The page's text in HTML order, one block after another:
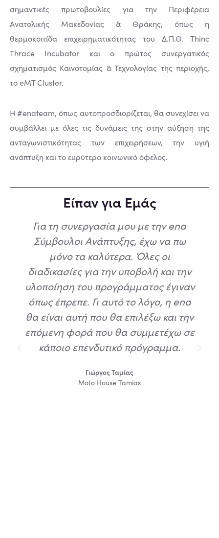
σημαντικές πρωτοβουλίες για την Περιφέρεια
Ανατολικής Μακεδονίας & Θράκης, όπως η
θερμοκοιτίδα επιχειρηματικότητας του Δ.Π.Θ. Thinc
Thrace Incubator και ο πρώτος συνεργατικός
σχηματισμός Καινοτομίας & Τεχνολογίας της περιοχής,
το eMT Cluster.
Η #enateam, όπως αυτοπροσδιορίζεται, θα συνεχίσει να
συμβάλλει με όλες τις δυνάμεις της στην αύξηση της
ανταγωνιστικότητας των επιχειρήσεων, την υγιή
ανάπτυξη και το ευρύτερο κοινωνικό όφελος.
Είπαν για Εμάς
Για τη συνεργασία μου με την ena
Σύμβουλοι Ανάπτυξης, έχω να πω
μόνο τα καλύτερα. Όλες οι
διαδικασίες για την υποβολή και την
υλοποίηση του προγράμματος έγιναν
όπως έπρεπε. Γι αυτό το λόγο, η ena
θα είναι αυτή που θα επιλέξω και την
επόμενη φορά που θα συμμετέχω σε
κάποιο επενδυτικό πρόγραμμα.
Γιώργος Ταμίας
Moto House Tamias